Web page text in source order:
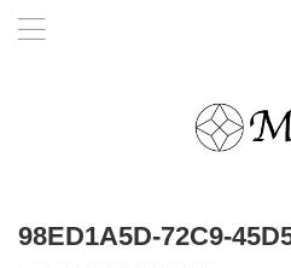
98ED1A5D-72C9-